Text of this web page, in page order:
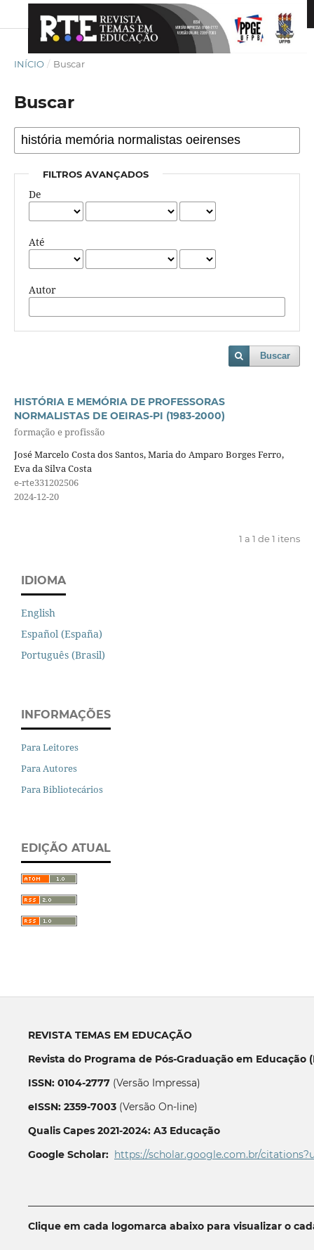
INÍCIO / Buscar
Buscar
FILTROS AVANÇADOS
De
Até
Autor
Buscar
HISTÓRIA E MEMÓRIA DE PROFESSORAS
NORMALISTAS DE OEIRAS-PI (1983-2000)
formação e profissão
José Marcelo Costa dos Santos, Maria do Amparo Borges Ferro,
Eva da Silva Costa
e-rte331202506
2024-12-20
1 a 1 de 1 itens
IDIOMA
English
Español (España)
Português (Brasil)
INFORMAÇÕES
Para Leitores
Para Autores
Para Bibliotecários
EDIÇÃO ATUAL
REVISTA TEMAS EM EDUCAÇÃO
Revista do Programa de Pós-Graduação em Educação
ISSN: 0104-2777(Versão Impressa)
eISSN: 2359-7003(Versão On-line)
Qualis Capes 2021-2024: A3 Educação
Google Scholar: https://scholar.google.com.br/
Clique em cada logomarca abaixo para visualizar o